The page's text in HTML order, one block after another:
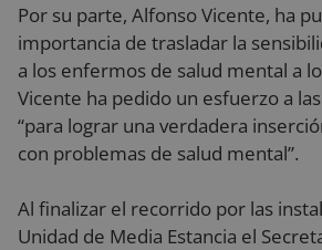
Por su parte, Alfonso Vicente, ha
importancia de trasladar la
a los enfermos de salud mental a
Vicente ha pedido un esfuerzo a
“para lograr una verdadera
con problemas de salud mental”.
Al finalizar el recorrido por las
Unidad de Media Estancia el